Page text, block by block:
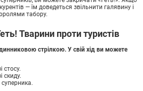
— їм доведеться звільнити галявину і
табору.
Тварини проти туристів
стрілкою. У свій хід ви можете
стосу.
скиду.